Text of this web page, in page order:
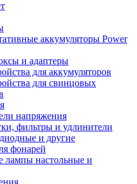
аккумуляторы Power
и адаптеры
для аккумуляторов
для свинцовых
напряжения
фильтры и удлинители
и другие
фонарей
лампы настольные и